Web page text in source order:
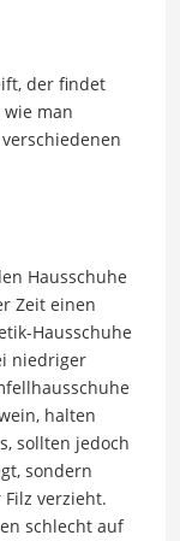
der findet
man
Hausschuhe
Zeit einen
Hausschuhe
niedriger
halten
sollten jedoch
sondern
verzieht.
schlecht auf